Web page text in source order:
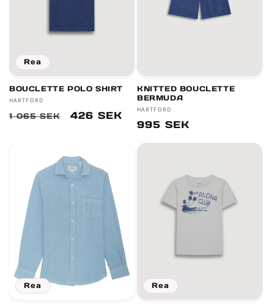
Rea
BOUCLETTE POLO SHIRT
Säljare:
HARTFORD
Ordinarie
1 065 SEK Försäljningspris
426 SEK
KNITTED BOUCLETTE
BERMUDA
Säljare:
HARTFORD
Ordinarie
995 SEK
Rea Rea